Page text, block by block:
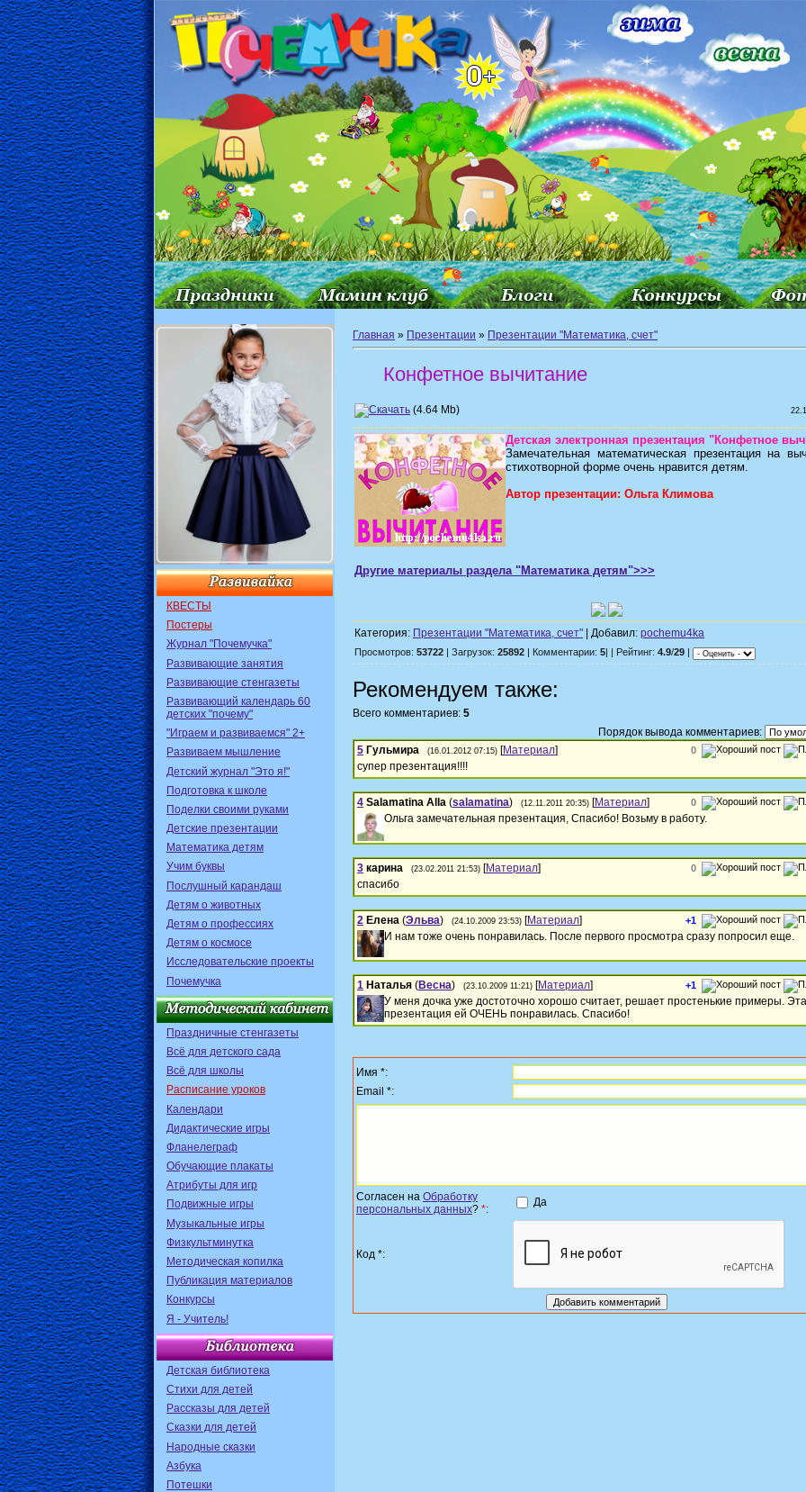
КВЕСТЫ
Постеры
Журнал "Почемучка"
Развивающие занятия
Развивающие стенгазеты
Развивающий календарь 60
детских "почему"
"Играем и развиваемся" 2+
Развиваем мышление
Детский журнал "Это я!"
Подготовка к школе
Поделки своими руками
Детские презентации
Математика детям
Учим буквы
Послушный карандаш
Детям о животных
Детям о профессиях
Детям о космосе
Исследовательские проекты
Почемучка
Праздничные стенгазеты
Всё для детского сада
Всё для школы
Расписание уроков
Календари
Дидактические игры
Фланелеграф
Обучающие плакаты
Атрибуты для игр
Подвижные игры
Музыкальные игры
Физкультминутка
Методическая копилка
Публикация материалов
Конкурсы
Я - Учитель!
Детская библиотека
Стихи для детей
Рассказы для детей
Сказки для детей
Народные сказки
Азбука
Потешки
Главная » Презентации » Презентации "Математика, счет"
Конфетное вычитание
(4.64 Mb)
Детская электронная презентация "Конфетное
Замечательная математическая презентация на
стихотворной форме очень нравится детям.
Автор презентации: Ольга Климова
Другие материалы раздела "Математика детям">>>
Категория: Презентации "Математика, счет" | Добавил: pochemu4ka
Просмотров: 53722 | Загрузок: 25892 | Комментарии: 5 | | Рейтинг: 4.9/29
Рекомендуем также:
Всего комментариев: 5
Порядок вывода комментариев:
0
5 Гульмира (16.01.2012 07:15) [Материал]
супер презентация!!!!
0
4 Salamatina Alla (salamatina) (12.11.2011 20:35) [Материал]
Ольга замечательная презентация, Спасибо! Возьму в работу.
0
3 карина (23.02.2011 21:53) [Материал]
спасибо
+1
2 Елена (Эльва) (24.10.2009 23:53) [Материал]
И нам тоже очень понравилась. После первого просмотра сразу попросил еще.
+1
1 Наталья (Весна) (23.10.2009 11:21) [Материал]
У меня дочка уже достоточно хорошо считает, решает простенькие примеры. Эта
презентация ей ОЧЕНЬ понравилась. Спасибо!
Имя *:
Email *:
Согласен на Обработку
персональных данных? *:
Да
Код *: